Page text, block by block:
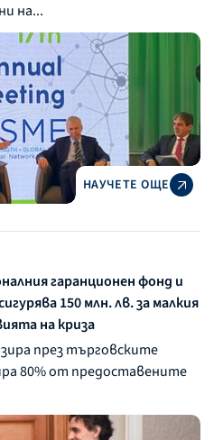
на...
НАУЧЕТЕ ОЩЕ
гаранционен фонд и
150 млн. лв. за малкия
на криза
през търговските
80% от предоставените